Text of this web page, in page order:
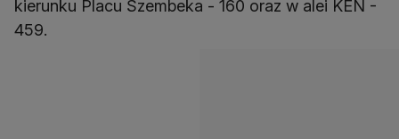
kierunku Placu Szembeka - 160 oraz w alei KEN -
459.